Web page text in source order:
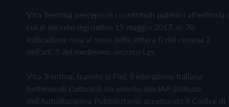
Vita Trentina percepisce i contributi pubblici all'editoria
cui al decreto legislativo 15 maggio 2017, n. 70.
Indicazione resa ai sensi della lettera f) del comma 2
dell'art. 5 del medesimo decreto Lgs.
Vita Trentina, tramite la Fisc (Federazione Italiana
Settimanali Cattolici), ha aderito allo IAP (Istituto
dell'Autodisciplina Pubblicitaria) accettando il Codice di